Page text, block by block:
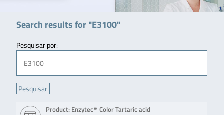
Search results for "E3100"
Pesquisar por:
Product: Enzytec™ Color Tartaric acid